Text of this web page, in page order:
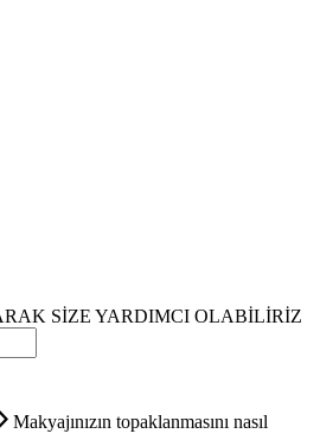
SİZE YARDIMCI OLABİLİRİZ
Makyajınızın topaklanmasını nasıl